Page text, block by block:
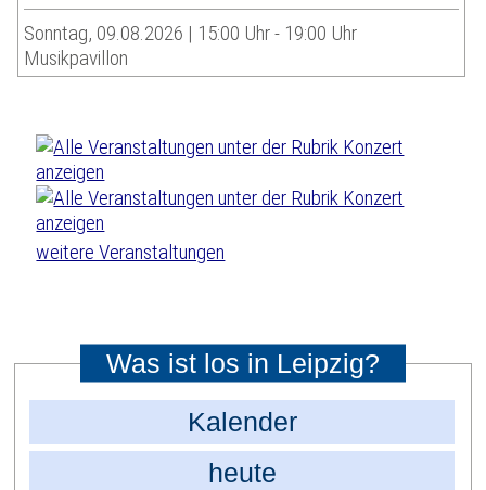
Sonntag, 09.08.2026 | 15:00 Uhr - 19:00 Uhr
Musikpavillon
weitere Veranstaltungen
Was ist los in Leipzig?
Kalender
heute